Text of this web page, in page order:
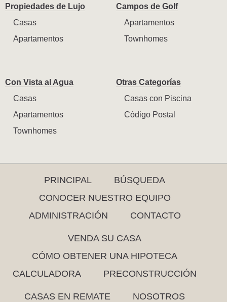
Propiedades de Lujo
Casas
Apartamentos
Campos de Golf
Apartamentos
Townhomes
Con Vista al Agua
Casas
Apartamentos
Townhomes
Otras Categorías
Casas con Piscina
Código Postal
PRINCIPAL
BÚSQUEDA
CONOCER NUESTRO EQUIPO
ADMINISTRACIÓN
CONTACTO
VENDA SU CASA
CÓMO OBTENER UNA HIPOTECA
CALCULADORA
PRECONSTRUCCIÓN
CASAS EN REMATE NOSOTROS